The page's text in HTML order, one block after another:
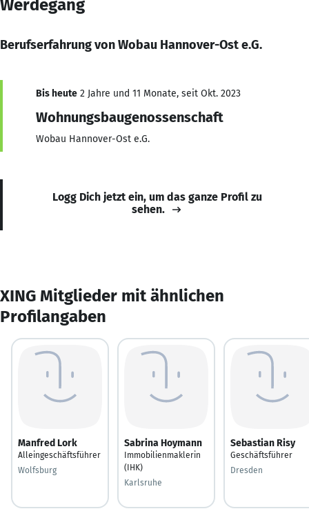
Werdegang
Berufserfahrung von Wobau Hannover-Ost e.G.
Bis heute 2 Jahre und 11 Monate, seit Okt. 2023
Wohnungsbaugenossenschaft
Wobau Hannover-Ost e.G.
Logg Dich jetzt ein, um das ganze Profil zu
sehen.
XING Mitglieder mit ähnlichen
Profilangaben
Manfred Lork
Alleingeschäftsführer
Wolfsburg
Sabrina Hoymann
Immobilienmaklerin
(IHK)
Karlsruhe
Sebastian Risy
Geschäftsführer
Dresden